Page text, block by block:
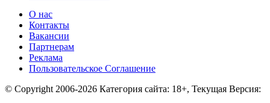
О нас
Контакты
Вакансии
Партнерам
Реклама
Пользовательское Соглашение
© Copyright 2006-2026 Категория сайта: 18+, Текущая Версия: